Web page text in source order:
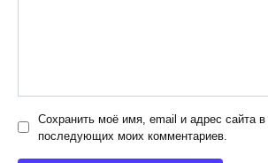
Сохранить моё имя, email и адрес сайта
последующих моих комментариев.